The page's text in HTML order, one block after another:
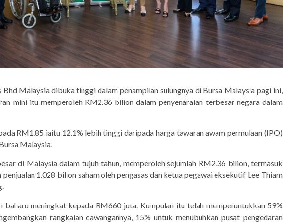
Malaysia dibuka tinggi dalam penampilan sulungnya di Bursa Malaysia pagi ini,
mini itu memperoleh RM2.36 bilion dalam penyenaraian terbesar negara dalam
RM1.85 iaitu 12.1% lebih tinggi daripada harga tawaran awam permulaan (IPO)
Malaysia.
di Malaysia dalam tujuh tahun, memperoleh sejumlah RM2.36 bilion, termasuk
1.028 bilion saham oleh pengasas dan ketua pegawai eksekutif Lee Thiam
baharu meningkat kepada RM660 juta. Kumpulan itu telah memperuntukkan 59%
rangkaian cawangannya, 15% untuk menubuhkan pusat pengedaran